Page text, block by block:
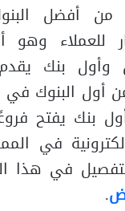
من أفضل
للعملاء وهو
وأول بنك يقدم
أول البنوك في
بنك يفتح
في
في هذا
.